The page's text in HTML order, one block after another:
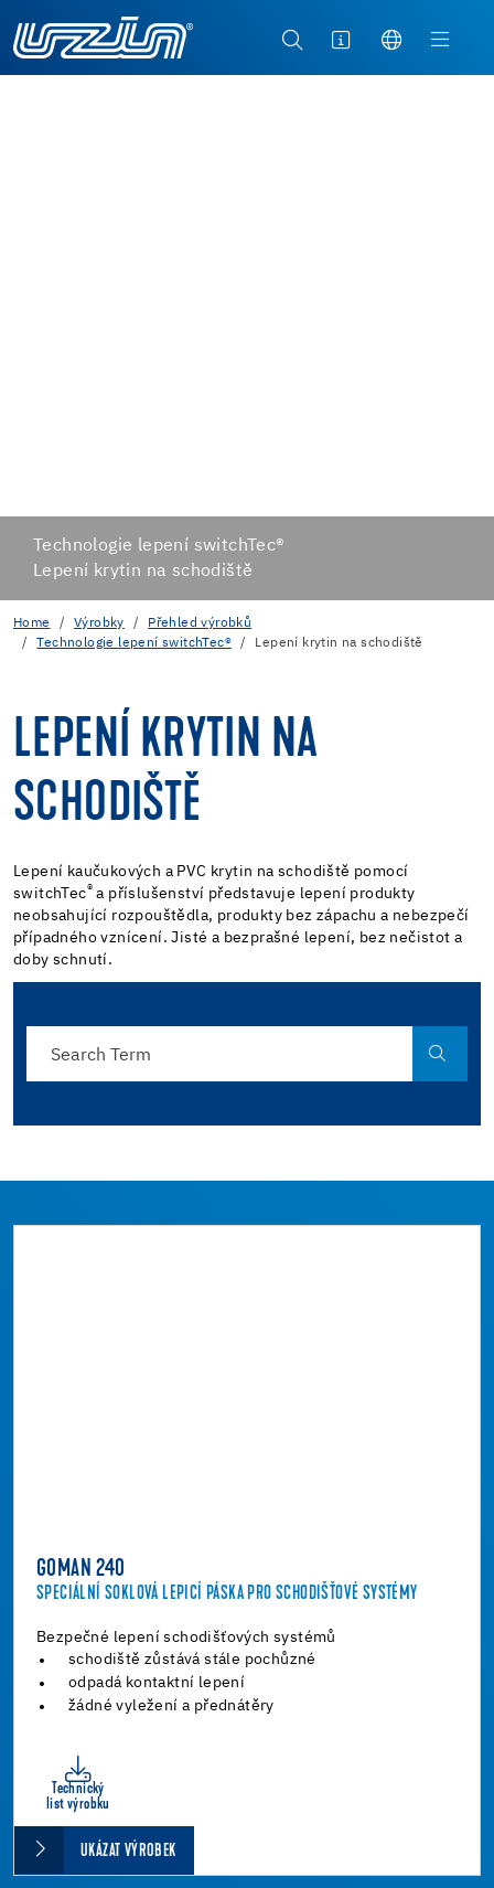
Technologie lepení switchTec®
Lepení krytin na schodiště
Home Výrobky
Přehled výrobků
Technologie lepení switchTec®
Lepení krytin na schodiště
LEPENÍ KRYTIN NA
SCHODIŠTĚ
Lepení kaučukových a PVC krytin na schodiště pomocí
switchTec® a příslušenství představuje lepení produkty
neobsahující rozpouštědla, produkty bez zápachu a nebezpečí
případného vznícení. Jisté a bezprašné lepení, bez nečistot a
doby schnutí.
GOMAN 240
SPECIÁLNÍ SOKLOVÁ LEPICÍ PÁSKA PRO SCHODIŠŤOVÉ SYSTÉMY
Bezpečné lepení schodišťových systémů
schodiště zůstává stále pochůzné
odpadá kontaktní lepení
žádné vyležení a přednátěry
Technický
list výrobku
UKÁZAT VÝROBEK